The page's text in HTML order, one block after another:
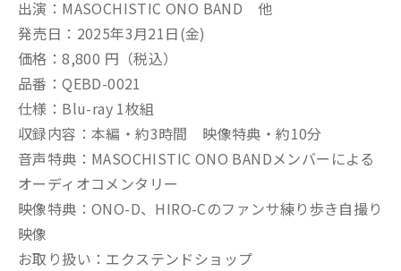
出演：MASOCHISTIC ONO BAND 他
発売日：2025年3月21日(金)
価格：8,800 円（税込）
品番：QEBD-0021
仕様：Blu-ray 1枚組
収録内容：本編・約3時間 映像特典・約10分
音声特典：MASOCHISTIC ONO BANDメンバーによる
オーディオコメンタリー
映像特典：ONO-D、HIRO-Cのファンサ練り歩き自撮り
映像
お取り扱い：エクステンドショップ